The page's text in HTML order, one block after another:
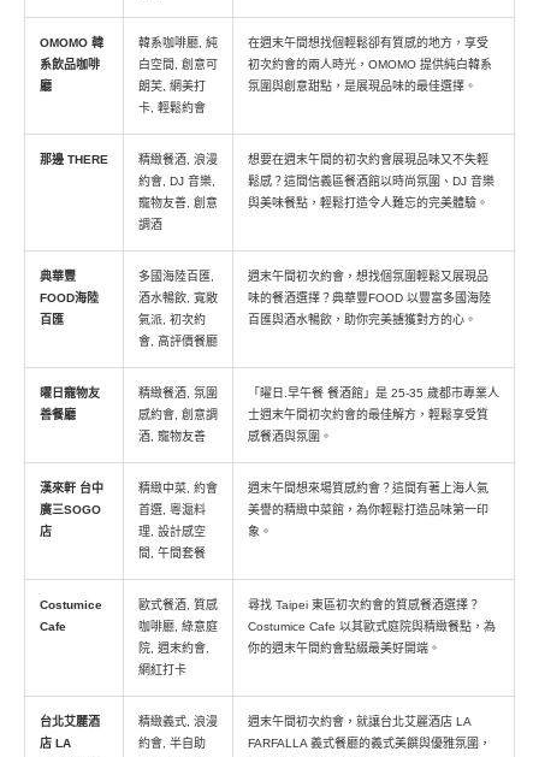
OMOMO 韓
系飲品咖啡
廳
韓系咖啡廳, 純
白空間, 創意可
朗芙, 網美打
卡, 輕鬆約會
在週末午間想找個輕鬆卻有質感的地方，享受
初次約會的兩人時光，OMOMO 提供純白韓系
氛圍與創意甜點，是展現品味的最佳選擇。
那邊 THERE
精緻餐酒, 浪漫
約會, DJ 音樂,
寵物友善, 創意
調酒
想要在週末午間的初次約會展現品味又不失輕
鬆感？這間信義區餐酒館以時尚氛圍、DJ 音樂
與美味餐點，輕鬆打造令人難忘的完美體驗。
典華豐
FOOD海陸
百匯
多國海陸百匯,
酒水暢飲, 寬敞
氣派, 初次約
會, 高評價餐廳
週末午間初次約會，想找個氛圍輕鬆又展現品
味的餐酒選擇？典華豐FOOD 以豐富多國海陸
百匯與酒水暢飲，助你完美擄獲對方的心。
曜日寵物友
善餐廳
精緻餐酒, 氛圍
感約會, 創意調
酒, 寵物友善
「曜日.早午餐 餐酒館」是 25-35 歲都市專業人
士週末午間初次約會的最佳解方，輕鬆享受質
感餐酒與氛圍。
漢來軒 台中
廣三SOGO
店
精緻中菜, 約會
首選, 粵滬料
理, 設計感空
間, 午間套餐
週末午間想來場質感約會？這間有著上海人氣
美譽的精緻中菜館，為你輕鬆打造品味第一印
象。
Costumice
Cafe
歐式餐酒, 質感
咖啡廳, 綠意庭
院, 週末約會,
網紅打卡
尋找 Taipei 東區初次約會的質感餐酒選擇？
Costumice Cafe 以其歐式庭院與精緻餐點，為
你的週末午間約會點綴最美好開端。
台北艾麗酒
店 LA
精緻義式, 浪漫
約會, 半自助
週末午間初次約會，就讓台北艾麗酒店 LA
FARFALLA 義式餐廳的義式美饌與優雅氛圍，